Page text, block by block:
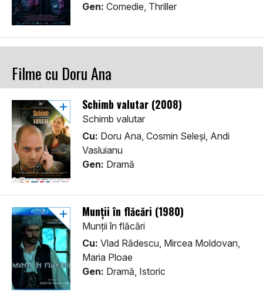
Gen: Comedie, Thriller
Filme cu Doru Ana
Schimb valutar (2008)
Schimb valutar
Cu: Doru Ana, Cosmin Seleși, Andi
Vasluianu
Gen: Dramă
Munții în flăcări (1980)
Munții în flăcări
Cu: Vlad Rădescu, Mircea Moldovan,
Maria Ploae
Gen: Dramă, Istoric